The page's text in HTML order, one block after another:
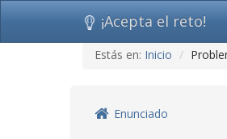
Ir
¡Acepta el reto!
Estás en: Inicio
Enunciado